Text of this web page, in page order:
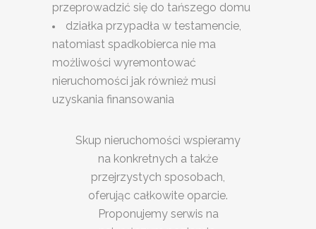
przeprowadzić się do tańszego domu
działka przypadła w testamencie,
natomiast spadkobierca nie ma
możliwości wyremontować
nieruchomości jak również musi
uzyskania finansowania
Skup nieruchomości wspieramy
na konkretnych a także
przejrzystych sposobach,
oferując całkowite oparcie.
Proponujemy serwis na